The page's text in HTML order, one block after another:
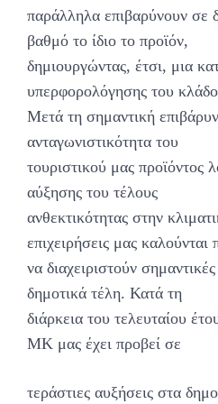
παράλληλα επιβαρύνουν σε
βαθμό το ίδιο το προϊόν,
δημιουργώντας, έτσι, μια
υπερφορολόγησης του
Μετά τη σημαντική
ανταγωνιστικότητα του
τουριστικού μας προϊόντος
αύξησης του τέλους
ανθεκτικότητας στην
επιχειρήσεις μας καλούνται
να διαχειριστούν
δημοτικά τέλη. Κατά τη
διάρκεια του τελευταίου
ΜΚ μας έχει προβεί σε
τεράστιες αυξήσεις στα